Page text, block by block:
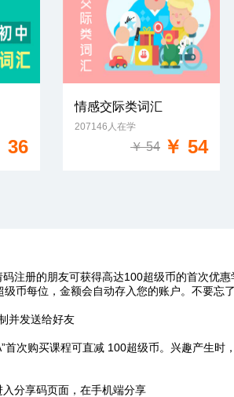
36
免费试学
情感交际类词汇
207146人在学
￥ 54 ￥ 54
注册的朋友可获得高达100超级币的首次优
币每位，金额会自动存入您的账户。不要忘
并发送给好友
首次购买课程可直减 100超级币。兴趣产生时
分享码页面，在手机端分享